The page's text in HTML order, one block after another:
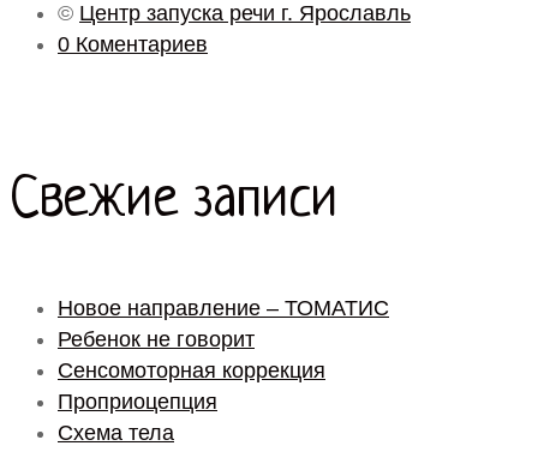
© Центр запуска речи г. Ярославль
0 Коментариев
Свежие записи
Новое направление – ТОМАТИС
Ребенок не говорит
Сенсомоторная коррекция
Проприоцепция
Схема тела